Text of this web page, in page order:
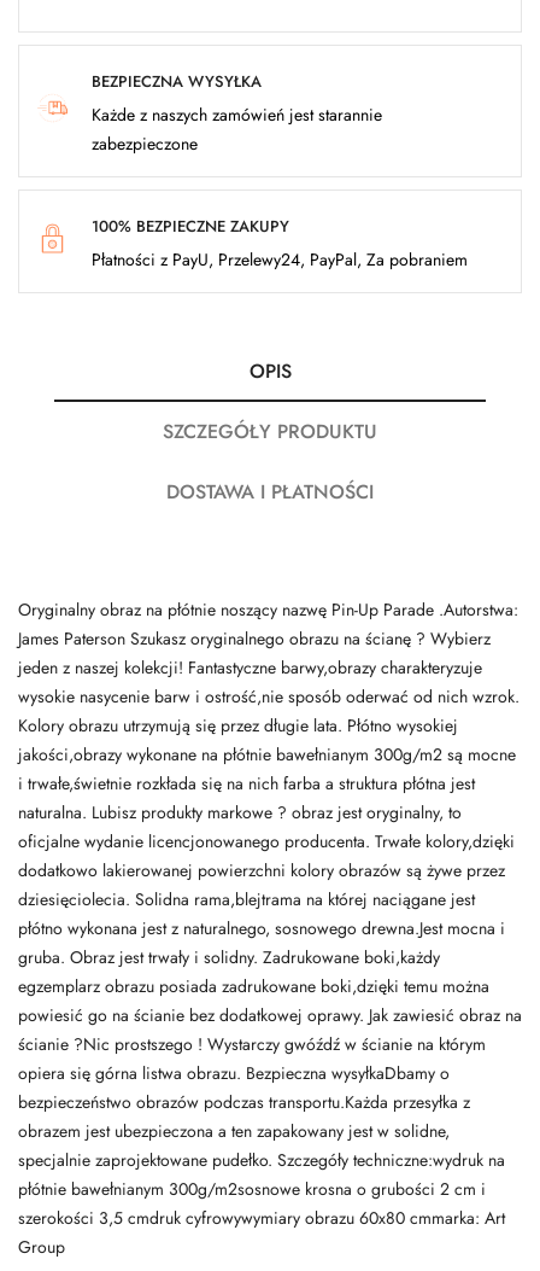
BEZPIECZNA WYSYŁKA
Każde z naszych zamówień jest starannie
zabezpieczone
100% BEZPIECZNE ZAKUPY
Płatności z PayU, Przelewy24, PayPal, Za pobraniem
OPIS
SZCZEGÓŁY PRODUKTU
DOSTAWA I PŁATNOŚCI
Oryginalny obraz na płótnie noszący nazwę Pin-Up Parade .Autorstwa:
James Paterson Szukasz oryginalnego obrazu na ścianę ? Wybierz
jeden z naszej kolekcji! Fantastyczne barwy,obrazy charakteryzuje
wysokie nasycenie barw i ostrość,nie sposób oderwać od nich wzrok.
Kolory obrazu utrzymują się przez długie lata. Płótno wysokiej
jakości,obrazy wykonane na płótnie bawełnianym 300g/m2 są mocne
i trwałe,świetnie rozkłada się na nich farba a struktura płótna jest
naturalna. Lubisz produkty markowe ? obraz jest oryginalny, to
oficjalne wydanie licencjonowanego producenta. Trwałe kolory,dzięki
dodatkowo lakierowanej powierzchni kolory obrazów są żywe przez
dziesięciolecia. Solidna rama,blejtrama na której naciągane jest
płótno wykonana jest z naturalnego, sosnowego drewna.Jest mocna i
gruba. Obraz jest trwały i solidny. Zadrukowane boki,każdy
egzemplarz obrazu posiada zadrukowane boki,dzięki temu można
powiesić go na ścianie bez dodatkowej oprawy. Jak zawiesić obraz na
ścianie ?Nic prostszego ! Wystarczy gwóźdź w ścianie na którym
opiera się górna listwa obrazu. Bezpieczna wysyłkaDbamy o
bezpieczeństwo obrazów podczas transportu.Każda przesyłka z
obrazem jest ubezpieczona a ten zapakowany jest w solidne,
specjalnie zaprojektowane pudełko. Szczegóły techniczne:wydruk na
płótnie bawełnianym 300g/m2sosnowe krosna o grubości 2 cm i
szerokości 3,5 cmdruk cyfrowywymiary obrazu 60x80 cmmarka: Art
Group